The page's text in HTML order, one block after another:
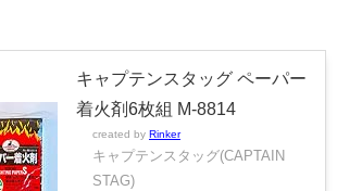
キャプテンスタッグ ペーパー
着火剤6枚組 M-8814
created by Rinker
キャプテンスタッグ(CAPTAIN
STAG)